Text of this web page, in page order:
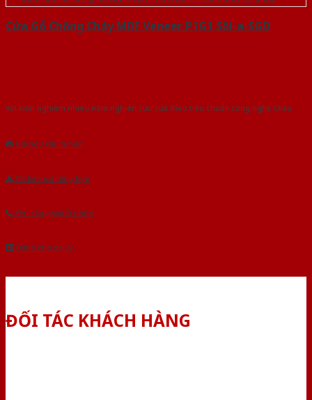
Cửa Gỗ Chống Cháy MDF Veneer P1G1 Sồi-a-SGD
Với kinh nghiệm nhiêu năm nghiên cứu cửa theo tiêu chuẩn công nghệ Châu
Gửi yêu cầu tư vấn
Tải báo giá tổng hợp
Yêu cầu gọi lại (3 phút)
Dành cho đại lý
ĐỐI TÁC KHÁCH HÀNG